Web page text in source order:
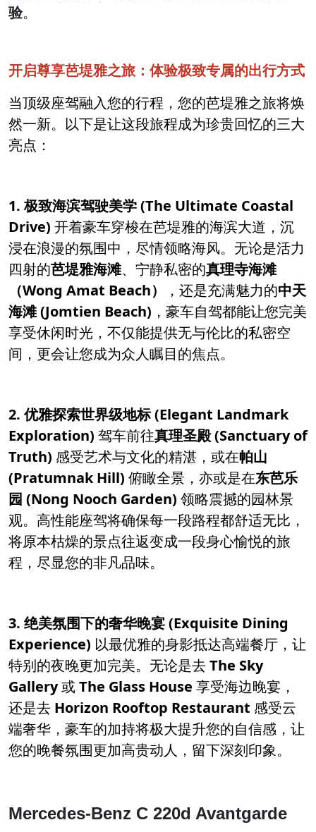
验。
开启尊享芭堤雅之旅：体验极致专属的出行方式
当顶级座驾融入您的行程，您的芭堤雅之旅将焕
然一新。以下是让这段旅程成为珍贵回忆的三大
亮点：
1. 极致海滨驾驶美学 (The Ultimate Coastal
Drive) 开着豪车穿梭在芭堤雅的海滨大道，沉
浸在浪漫的氛围中，尽情领略海风。无论是活力
四射的芭堤雅海滩、宁静私密的真理寺海滩
（Wong Amat Beach）
，还是充满魅力的中天
海滩 (Jomtien Beach) ，豪车自驾都能让您完美
享受休闲时光，不仅能提供无与伦比的私密空
间，更会让您成为众人瞩目的焦点。
2. 优雅探索世界级地标 (Elegant Landmark
Exploration) 驾车前往真理圣殿 (Sanctuary of
Truth) 感受艺术与文化的精湛，或在帕山
(Pratumnak Hill) 俯瞰全景，亦或是在东芭乐
园 (Nong Nooch Garden) 领略震撼的园林景
观。高性能座驾将确保每一段路程都舒适无比，
将原本枯燥的景点往返变成一段身心愉悦的旅
程，尽显您的非凡品味。
3. 绝美氛围下的奢华晚宴 (Exquisite Dining
Experience) 以最优雅的身影抵达高端餐厅，让
特别的夜晚更加完美。无论是去The Sky
Gallery或The Glass House 享受海边晚宴，
还是去 Horizon Rooftop Restaurant 感受云
端奢华，豪车的加持将极大提升您的自信感，让
您的晚餐氛围更加高贵动人，留下深刻印象。
Mercedes-Benz C 220d Avantgarde